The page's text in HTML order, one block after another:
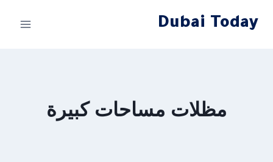
Dubai Today
مظلات مساحات كبيرة